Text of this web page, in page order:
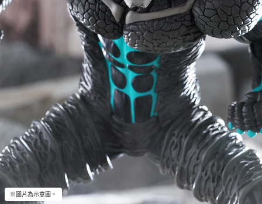
※圖片為示意圖。